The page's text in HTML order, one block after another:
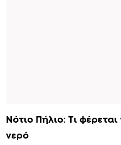
Νότιο Πήλιο: Τι
νερό